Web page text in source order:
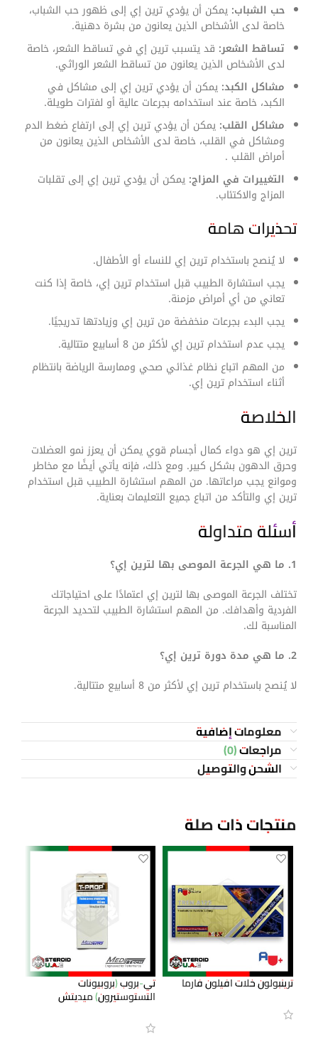
حب الشباب: يمكن أن يؤدي ترين إي إلى ظهور حب الشباب،
خاصة لدى الأشخاص الذين يعانون من بشرة دهنية.
تساقط الشعر: قد يتسبب ترين إي في تساقط الشعر، خاصة
لدى الأشخاص الذين يعانون من تساقط الشعر الوراثي.
مشاكل الكبد: يمكن أن يؤدي ترين إي إلى مشاكل في
الكبد، خاصة عند استخدامه بجرعات عالية أو لفترات طويلة.
مشاكل القلب: يمكن أن يؤدي ترين إي إلى ارتفاع ضغط الدم
ومشاكل في القلب، خاصة لدى الأشخاص الذين يعانون من
أمراض القلب .
التغييرات في المزاج: يمكن أن يؤدي ترين إي إلى تقلبات
المزاج والاكتئاب.
تحذيرات هامة
لا يُنصح باستخدام ترين إي للنساء أو الأطفال.
يجب استشارة الطبيب قبل استخدام ترين إي، خاصة إذا كنت
تعاني من أي أمراض مزمنة.
يجب البدء بجرعات منخفضة من ترين إي وزيادتها تدريجيًا.
يجب عدم استخدام ترين إي لأكثر من 8 أسابيع متتالية.
من المهم اتباع نظام غذائي صحي وممارسة الرياضة بانتظام
أثناء استخدام ترين إي.
الخلاصة
ترين إي هو دواء كمال أجسام قوي يمكن أن يعزز نمو العضلات
وحرق الدهون بشكل كبير. ومع ذلك، فإنه يأتي أيضًا مع مخاطر
وموانع يجب مراعاتها. من المهم استشارة الطبيب قبل استخدام
ترين إي والتأكد من اتباع جميع التعليمات بعناية.
أسئلة متداولة
1. ما هي الجرعة الموصى بها لترين إي؟
تختلف الجرعة الموصى بها لترين إي اعتمادًا على احتياجاتك
الفردية وأهدافك. من المهم استشارة الطبيب لتحديد الجرعة
المناسبة لك.
2. ما هي مدة دورة ترين إي؟
لا يُنصح باستخدام ترين إي لأكثر من 8 أسابيع متتالية.
معلومات إضافية
مراجعات (0)
الشحن والتوصيل
منتجات ذات صلة
ترينبولون خلات افيلون فارما تي-بروب (بروبيونات
التستوستيرون) ميديتش